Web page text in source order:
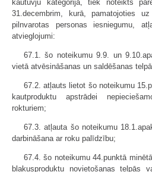
kautuvju kategorijā, tiek noteikts
31.decembrim, kurā, pamatojoties
pilnvarotas personas iesniegumu,
atvieglojumi:
67.1. šo noteikumu 9.9. un
vietā atvēsināšanas un saldēšanas
67.2. atļauts lietot šo noteikumu
kautproduktu apstrādei
rokturiem;
67.3. atļauta šo noteikumu
darbināšana ar roku palīdzību;
67.4. šo noteikumu 44.punktā
blakusproduktu novietošanas telpās